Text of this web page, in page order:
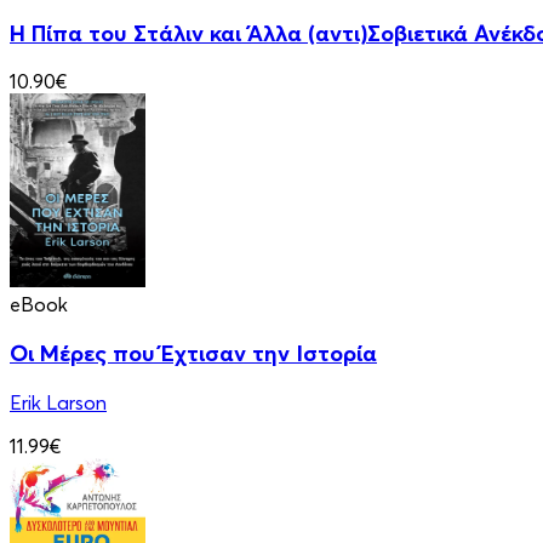
Η Πίπα του Στάλιν και Άλλα (αντι)Σοβιετικά
10.90€
eBook
Οι Μέρες που Έχτισαν την Ιστορία
Erik Larson
11.99€